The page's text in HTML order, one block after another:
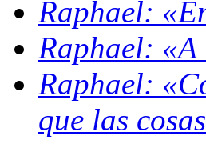
Raphael:
Raphael: «A
Raphael:
que las